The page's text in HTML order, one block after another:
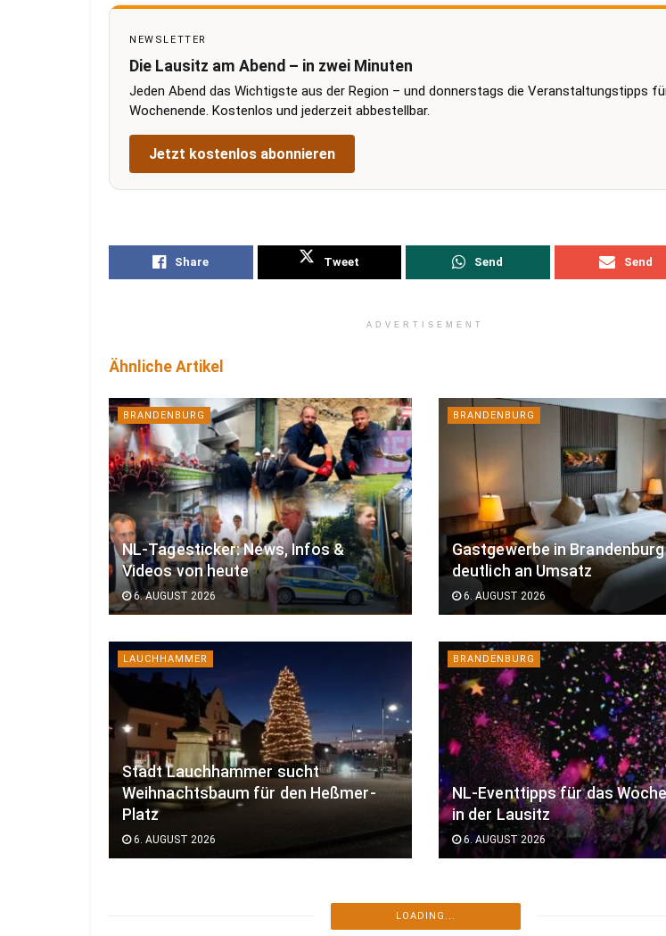
NEWSLETTER
Die Lausitz am Abend – in zwei Minuten
Jeden Abend das Wichtigste aus der Region – und donnerstags die Veranstaltungstipps
Wochenende. Kostenlos und jederzeit abbestellbar.
Jetzt kostenlos abonnieren
Share Tweet Send Send
ADVERTISEMENT
Ähnliche Artikel
BRANDENBURG
NL-Tagesticker: News, Infos &
Videos von heute
6. AUGUST 2026
BRANDENBURG
Gastgewerbe in
deutlich an Umsatz
6. AUGUST 2026
LAUCHHAMMER
Stadt Lauchhammer sucht
Weihnachtsbaum für den Heßmer-
Platz
6. AUGUST 2026
BRANDENBURG
NL-Eventtipps für das
in der Lausitz
6. AUGUST 2026
COTTBUS